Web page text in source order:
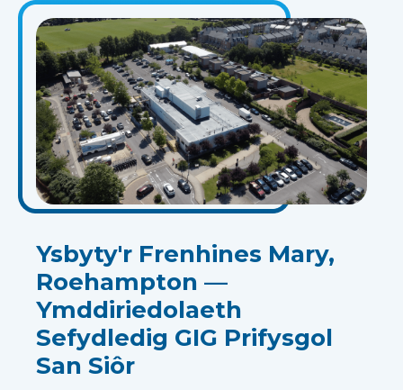
Ysbyty'r Frenhines Mary,
Roehampton —
Ymddiriedolaeth
Sefydledig GIG Prifysgol
San Siôr